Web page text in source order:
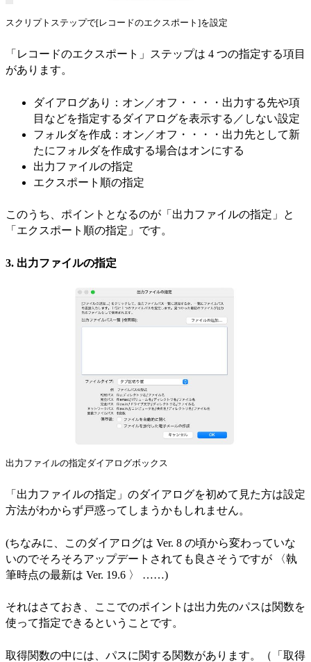
スクリプトステップで[レコードのエクスポート]を設定
「レコードのエクスポート」ステップは 4 つの指定する項目
があります。
ダイアログあり：オン／オフ・・・・出力する先や項
目などを指定するダイアログを表示する／しない設定
フォルダを作成：オン／オフ・・・・出力先として新
たにフォルダを作成する場合はオンにする
出力ファイルの指定
エクスポート順の指定
このうち、ポイントとなるのが「出力ファイルの指定」と
「エクスポート順の指定」です。
3. 出力ファイルの指定
出力ファイルの指定ダイアログボックス
「出力ファイルの指定」のダイアログを初めて見た方は設定
方法がわからず戸惑ってしまうかもしれません。
(ちなみに、このダイアログは Ver. 8 の頃から変わっていな
いのでそろそろアップデートされても良さそうですが 〈執
筆時点の最新は Ver. 19.6 〉 ……)
それはさておき、ここでのポイントは出力先のパスは関数を
使って指定できるということです。
取得関数の中には、パスに関する関数があります。（「取得